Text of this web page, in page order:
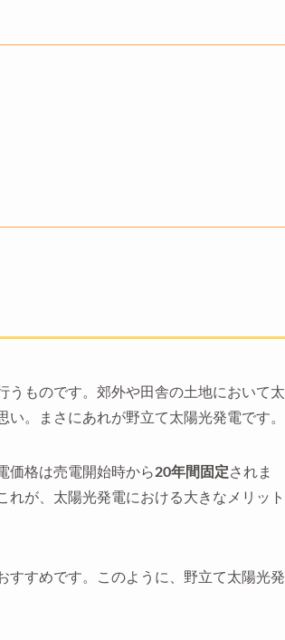
うものです。郊外や田舎の土地において太
。まさにあれが野立て太陽光発電です。
価格は売電開始時から20年間固定されま
が、太陽光発電における大きなメリット
すすめです。このように、野立て太陽光発